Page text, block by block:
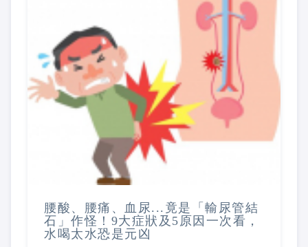
腰酸、腰痛、血尿...竟是「輸尿管結
石」作怪！9大症狀及5原因一次看，
水喝太水恐是元凶